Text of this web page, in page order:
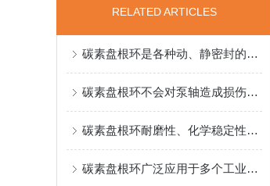
RELATED ARTICLES
碳素盘根环是各种动、静密封的理想材料
碳素盘根环不会对泵轴造成损伤，使用寿命长
碳素盘根环耐磨性、化学稳定性，而且机械强度高
碳素盘根环广泛应用于多个工业领域